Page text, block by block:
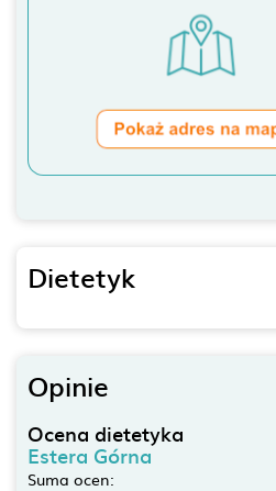
Dietetyk
Opinie
Ocena dietetyka
Estera Górna
Suma ocen: